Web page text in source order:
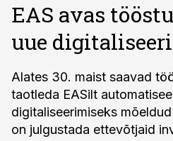
EAS avas
uue
Alates 30. maist saavad
taotleda EASilt
digitaliseerimiseks
on julgustada ettevõtjaid